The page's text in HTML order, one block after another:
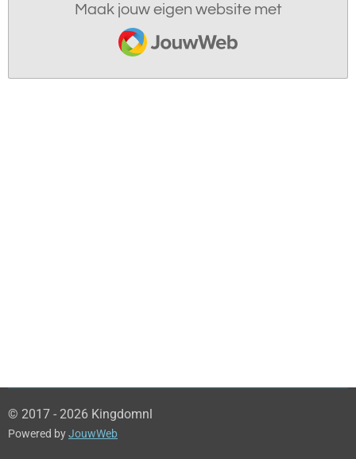
Maak jouw eigen website met
JouwWeb
© 2017 - 2026 Kingdomnl
Powered byJouwWeb